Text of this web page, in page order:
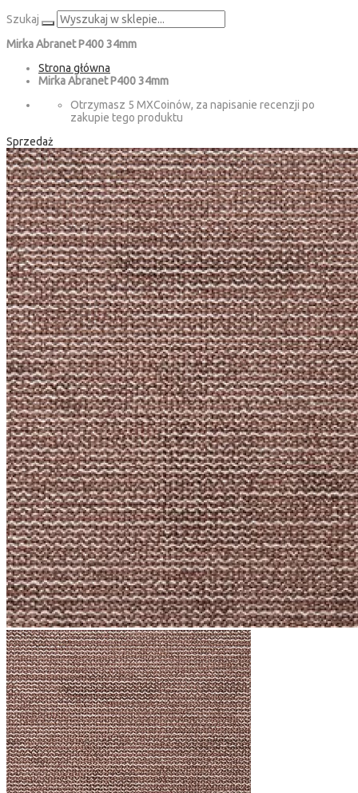
Szukaj
Mirka Abranet P400 34mm
Strona główna
Mirka Abranet P400 34mm
Otrzymasz 5 MXCoinów, za napisanie recenzji po
zakupie tego produktu
Sprzedaż